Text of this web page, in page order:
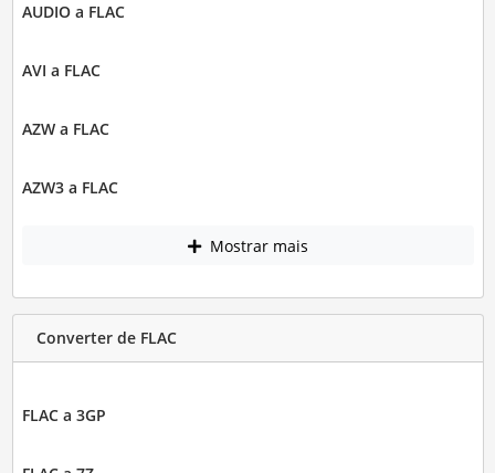
AUDIO a FLAC
AVI a FLAC
AZW a FLAC
AZW3 a FLAC
Mostrar mais
Converter de FLAC
FLAC a 3GP